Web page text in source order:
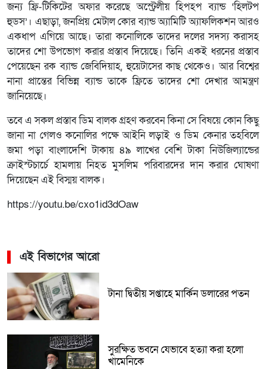
জন্য ফ্রি-টিকিটের অফার করেছে অস্ট্রেলীয় হিপহপ ব্যান্ড ‘হিলটপ
হুডস’। এছাড়া, জনপ্রিয় মেটাল কোর ব্যান্ড অ্যামিটি অ্যাফলিকশন আরও
একধাপ এগিয়ে আছে। তারা কনোলিকে তাদের দলের সদস্য করাসহ
তাদের শো উপভোগ করার প্রস্তাব দিয়েছে। তিনি একই ধরনের প্রস্তাব
পেয়েছেন রক ব্যান্ড জেবিদিয়াহ, হুয়েটাসের কাছ থেকেও। আর বিশ্বের
নানা প্রান্তের বিভিন্ন ব্যান্ড তাকে ফ্রিতে তাদের শো দেখার আমন্ত্রণ
জানিয়েছে।
তবে এ সকল প্রস্তাব ডিম বালক গ্রহণ করবেন কিনা সে বিষয়ে কোন কিছু
জানা না গেলও কনোলির পক্ষে আইনি লড়াই ও ডিম কেনার তহবিলে
জমা পড়া বাংলাদেশি টাকায় ৪৯ লাখের বেশি টাকা নিউজিল্যান্ডের
ক্রাইস্টচার্চে হামলায় নিহত মুসলিম পরিবারদের দান করার ঘোষণা
দিয়েছেন এই বিস্ময় বালক।
https://youtu.be/cxo1id3dOaw
এই বিভাগের আরো
টানা দ্বিতীয় সপ্তাহে মার্কিন ডলারের পতন
সুরক্ষিত ভবনে যেভাবে হত্যা করা হলো
খামেনিকে